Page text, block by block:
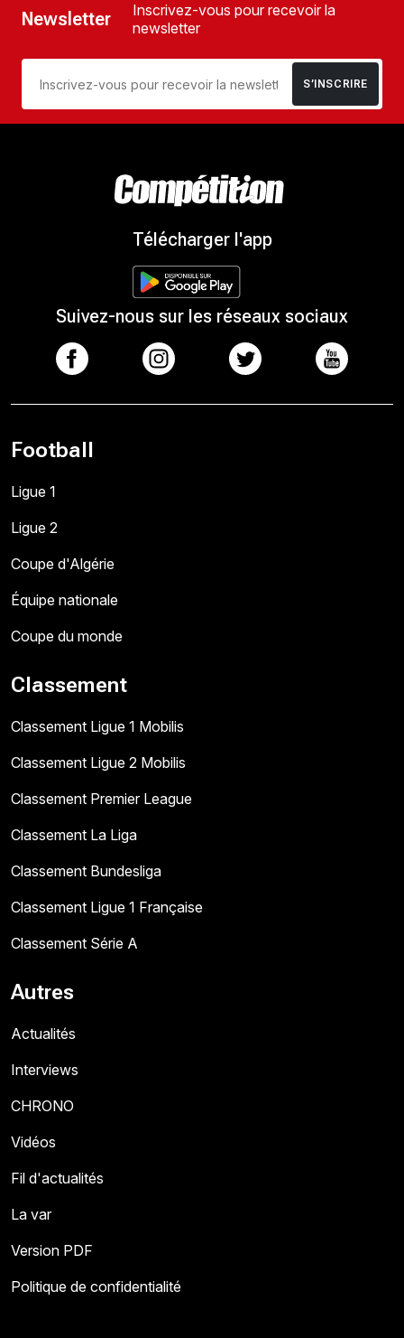
Newsletter
Inscrivez-vous pour recevoir la
newsletter
S’INSCRIRE
Télécharger l'app
Suivez-nous sur les réseaux sociaux
Football
Ligue 1
Ligue 2
Coupe d'Algérie
Équipe nationale
Coupe du monde
Classement
Classement Ligue 1 Mobilis
Classement Ligue 2 Mobilis
Classement Premier League
Classement La Liga
Classement Bundesliga
Classement Ligue 1 Française
Classement Série A
Autres
Actualités
Interviews
CHRONO
Vidéos
Fil d'actualités
La var
Version PDF
Politique de confidentialité